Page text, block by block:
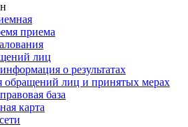
приема
лиц
о результатах
обращений лиц и принятых мерах
база
карта